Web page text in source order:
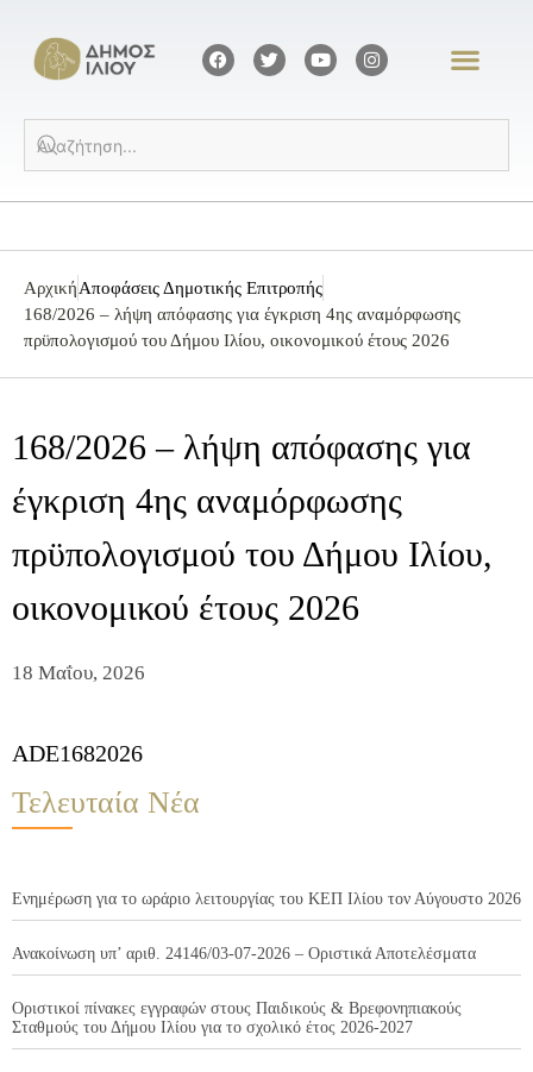
ΑρχικήΑποφάσεις Δημοτικής Επιτροπής
168/2026 – λήψη απόφασης για έγκριση 4ης αναμόρφωσης
πρϋπολογισμού του Δήμου Ιλίου, οικονομικού έτους 2026
168/2026 – λήψη απόφασης για
έγκριση 4ης αναμόρφωσης
πρϋπολογισμού του Δήμου Ιλίου,
οικονομικού έτους 2026
18 Μαΐου, 2026
ADE1682026
Τελευταία Νέα
Ενημέρωση για το ωράριο λειτουργίας του ΚΕΠ Ιλίου τον Αύγουστο 2026
Ανακοίνωση υπ’ αριθ. 24146/03-07-2026 – Οριστικά Αποτελέσματα
Οριστικοί πίνακες εγγραφών στους Παιδικούς & Βρεφονηπιακούς
Σταθμούς του Δήμου Ιλίου για το σχολικό έτος 2026-2027